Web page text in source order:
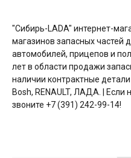
"Сибирь-LADA" интернет-
магазинов запасных частей
автомобилей, прицепов и
лет в области продажи
наличии контрактные
Bosh, RENAULT, ЛАДА. |
звоните +7 (391) 242-99-14!